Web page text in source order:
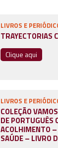
LIVROS E
TRAYECTORIAS
Clique aqui
LIVROS E
COLEÇÃO
DE PORTUGUÊS
ACOLHIMENTO
SAÚDE – LIVRO